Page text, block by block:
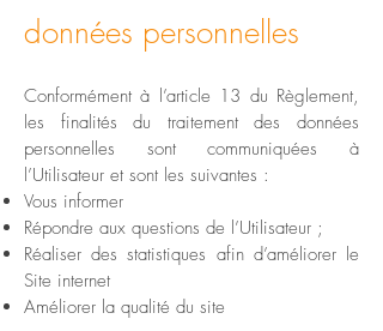
données personnelles
Conformément à l’article 13 du Règlement,
les finalités du traitement des données
personnelles sont communiquées à
l’Utilisateur et sont les suivantes :
Vous informer
Répondre aux questions de l’Utilisateur ;
Réaliser des statistiques afin d’améliorer le
Site internet
Améliorer la qualité du site